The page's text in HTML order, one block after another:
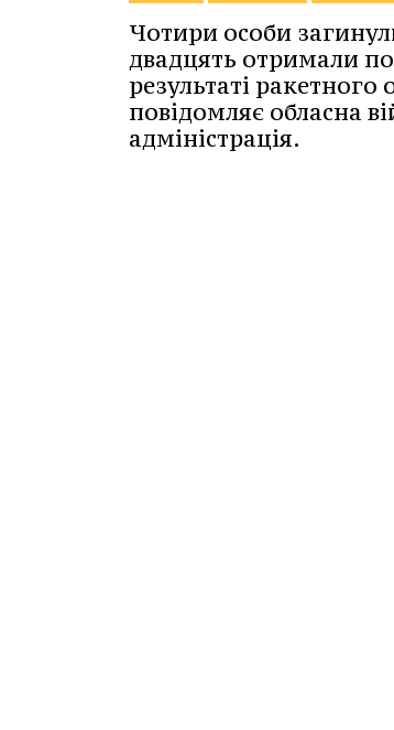
Чотири особи
двадцять отримали
результаті ракетного
повідомляє обласна
адміністрація.